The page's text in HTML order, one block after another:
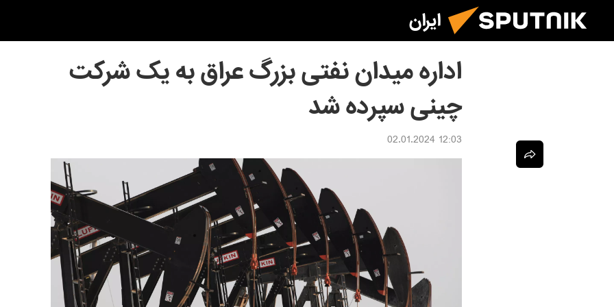
ایران
اداره میدان نفتی بزرگ عراق به یک شرکت
چینی‌ سپرده شد
12:03 02.01.2024